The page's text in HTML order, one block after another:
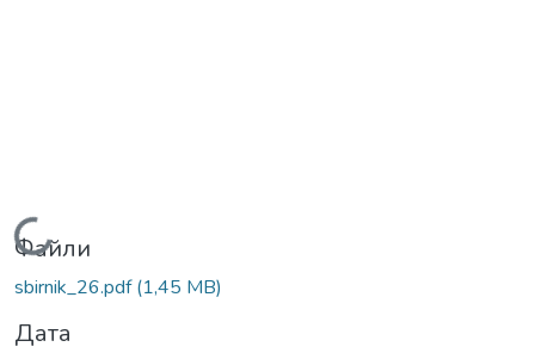
Вантажиться...
Файли
sbirnik_26.pdf(1,45 MB)
Дата